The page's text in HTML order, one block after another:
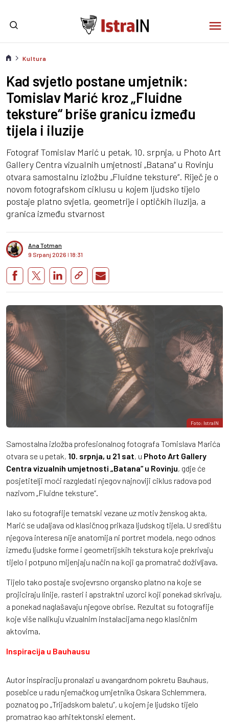
Kultura
Kad svjetlo postane umjetnik:
Tomislav Marić kroz „Fluidne
teksture“ briše granicu između
tijela i iluzije
Fotograf Tomislav Marić u petak, 10. srpnja, u Photo Art
Gallery Centra vizualnih umjetnosti „Batana“ u Rovinju
otvara samostalnu izložbu „Fluidne teksture“. Riječ je o
novom fotografskom ciklusu u kojem ljudsko tijelo
postaje platno svjetla, geometrije i optičkih iluzija, a
granica između stvarnost
Ana Totman
9 Srpanj 2026 I 18:31
Foto: IstraIN
Samostalna izložba profesionalnog fotografa Tomislava Marića
otvara se u petak, 10. srpnja, u 21 sat, u Photo Art Gallery
Centra vizualnih umjetnosti „Batana“ u Rovinju, gdje će
posjetitelji moći razgledati njegov najnoviji ciklus radova pod
nazivom „Fluidne teksture“.
Iako su fotografije tematski vezane uz motiv ženskog akta,
Marić se udaljava od klasičnog prikaza ljudskog tijela. U središtu
njegova interesa nije anatomija ni portret modela, nego odnos
između ljudske forme i geometrijskih tekstura koje prekrivaju
tijelo i potpuno mijenjaju način na koji ga promatrač doživljava.
Tijelo tako postaje svojevrsno organsko platno na koje se
projiciraju linije, rasteri i apstraktni uzorci koji ponekad skrivaju,
a ponekad naglašavaju njegove obrise. Rezultat su fotografije
koje više nalikuju vizualnim instalacijama nego klasičnim
aktovima.
Inspiracija u Bauhausu
Autor inspiraciju pronalazi u avangardnom pokretu Bauhaus,
posebice u radu njemačkog umjetnika Oskara Schlemmera,
poznatog po „Trijadskom baletu“, u kojem je ljudsko tijelo
promatrao kao arhitektonski element.